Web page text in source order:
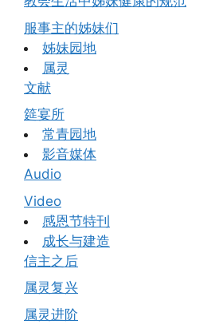
服事主的姊妹们
姊妹园地
属灵
文献
筵宴所
常青园地
影音媒体
Audio
Video
感恩节特刊
成长与建造
信主之后
属灵复兴
属灵进阶